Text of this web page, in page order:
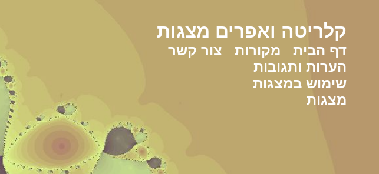
קלריטה ואפרים מצגות
דף הבית מקורות
צור קשר
הערות ותגובות
שימוש במצגות
מצגות